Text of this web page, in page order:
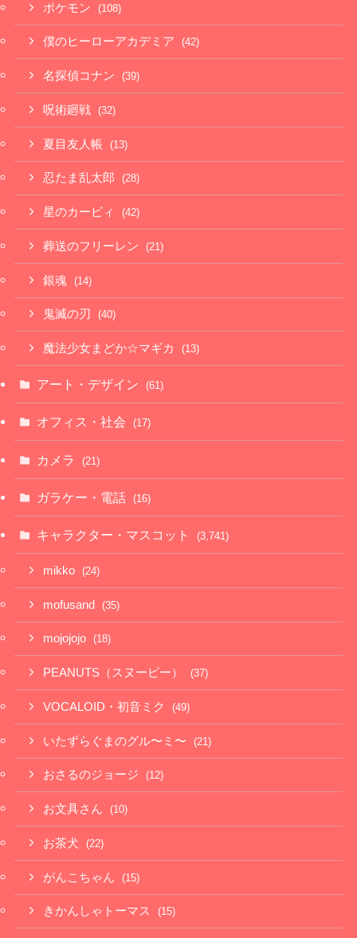
ポケモン (108)
僕のヒーローアカデミア (42)
名探偵コナン (39)
呪術廻戦 (32)
夏目友人帳 (13)
忍たま乱太郎 (28)
星のカービィ (42)
葬送のフリーレン (21)
銀魂 (14)
鬼滅の刃 (40)
魔法少女まどか☆マギカ (13)
アート・デザイン (61)
オフィス・社会 (17)
カメラ (21)
ガラケー・電話 (16)
キャラクター・マスコット (3,741)
mikko (24)
mofusand (35)
mojojojo (18)
PEANUTS（スヌーピー） (37)
VOCALOID・初音ミク (49)
いたずらぐまのグル〜ミ〜 (21)
おさるのジョージ (12)
お文具さん (10)
お茶犬 (22)
がんこちゃん (15)
きかんしゃトーマス (15)